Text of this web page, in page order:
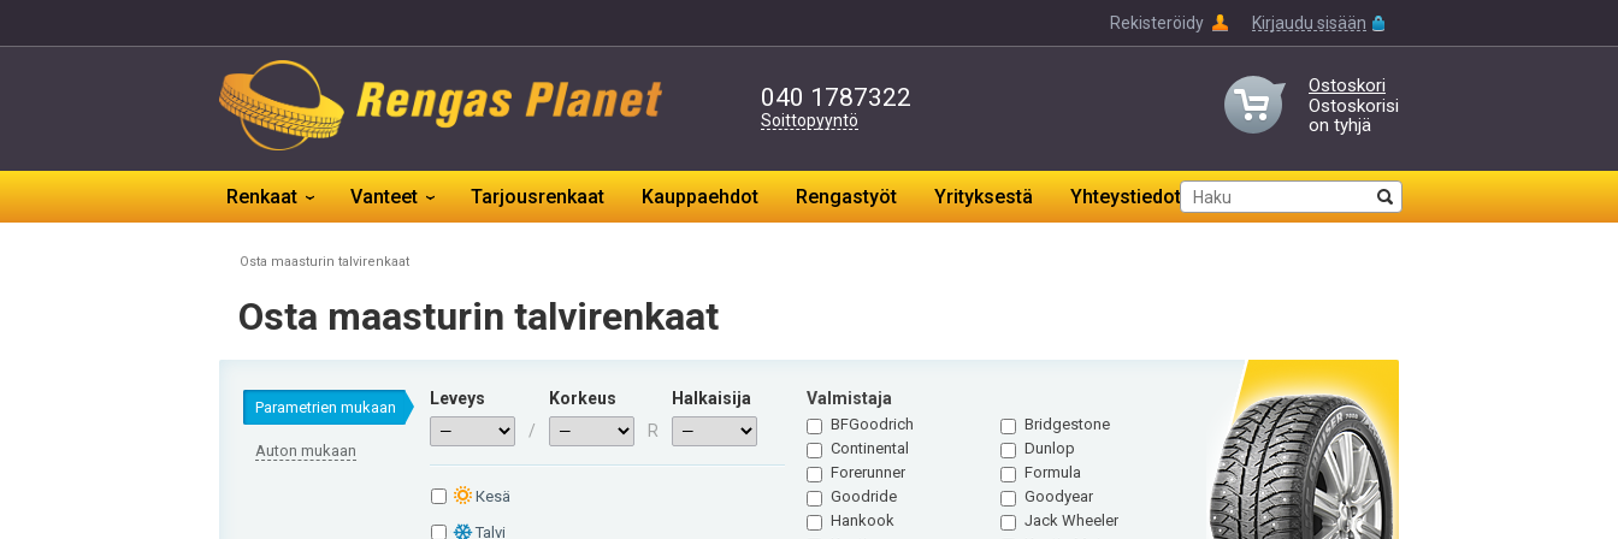
Rekisteröidy Kirjaudu sisään
040 1787322
Soittopyyntö
Ostoskori
Ostoskorisi
on tyhjä
Renkaat Vanteet Tarjousrenkaat Kauppaehdot Rengastyöt Yrityksestä Yhteystiedot
Оsta maasturin talvirenkaat
Оsta maasturin talvirenkaat
Parametrien mukaan
Auton mukaan
Leveys
/
Korkeus
R
Halkaisija
Кesä
Talvi
Valmistaja
BFGoodrich
Bridgestone
Continental
Dunlop
Forerunner
Formula
Goodride
Goodyear
Hankook
Jack Wheeler